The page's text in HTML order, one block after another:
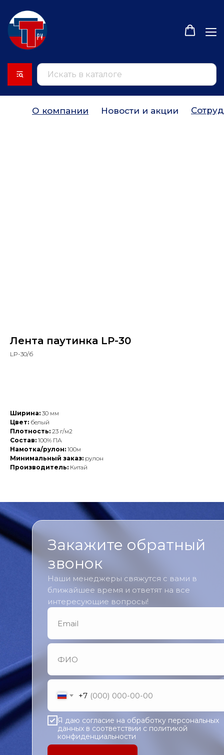
О компании Новости и акции
Лента паутинка LP-30
LP-30/б
Ширина: 30 мм
Цвет: белый
Плотность: 23 г/м2
Состав: 100% ПА
Намотка/рулон: 100м
Минимальный заказ: рулон
Производитель: Китай
Закажите обратный
звонок
Наши менеджеры свяжутся с вами в
ближайшее время и ответят на все
интересующие вопросы!
+7
Я даю согласие на обработку персональных
данных в соответствии с политикой
конфиденциальности